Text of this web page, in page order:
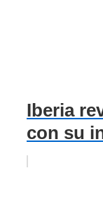
Iberia
con su